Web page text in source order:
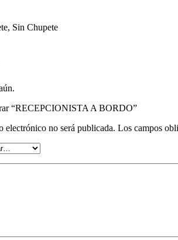
Sin Chupete
“RECEPCIONISTA A BORDO”
electrónico no será publicada. Los campos